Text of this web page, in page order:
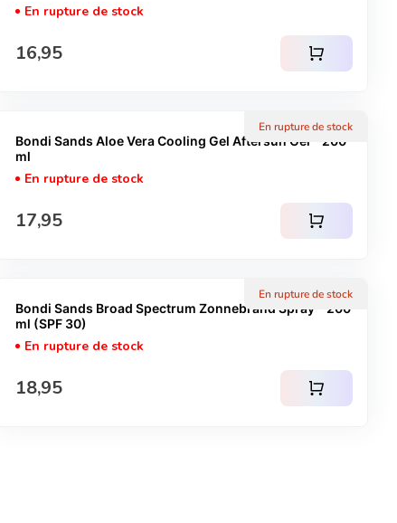
En rupture de stock
Prix normal
16,95 shopping_cart
En rupture de stock
Bondi Sands Aloe Vera Cooling Gel Aftersun Gel - 200
ml
En rupture de stock
Prix normal
17,95 shopping_cart
En rupture de stock
Bondi Sands Broad Spectrum Zonnebrand Spray - 200
ml (SPF 30)
En rupture de stock
Prix normal
18,95 shopping_cart